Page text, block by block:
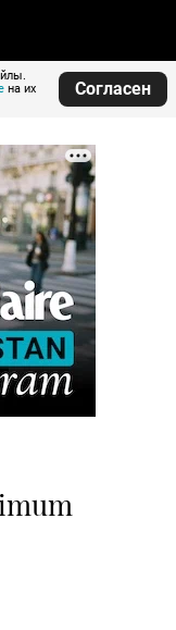
на их
Согласен